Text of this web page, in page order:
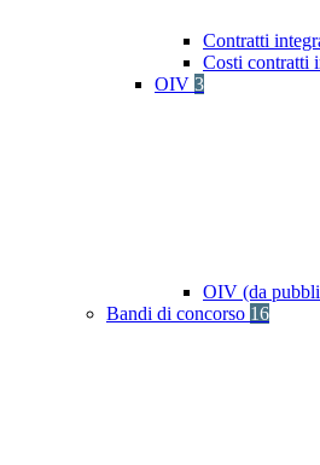
Contratti
Costi contratti
OIV 3
OIV (da
Bandi di concorso 16